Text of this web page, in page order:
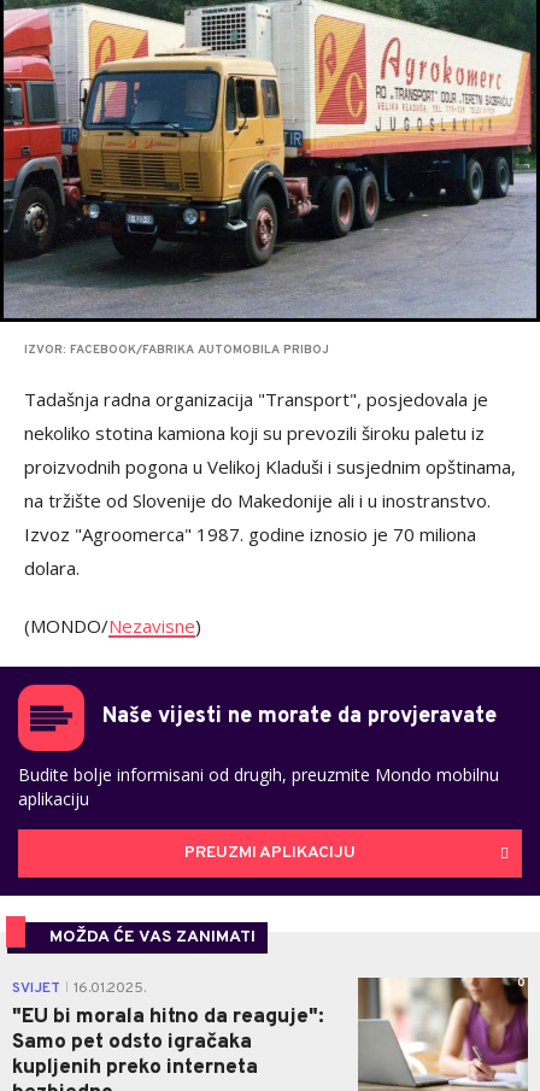
IZVOR: FACEBOOK/FABRIKA AUTOMOBILA PRIBOJ
Tadašnja radna organizacija "Transport", posjedovala je
nekoliko stotina kamiona koji su prevozili široku paletu iz
proizvodnih pogona u Velikoj Kladuši i susjednim opštinama,
na tržište od Slovenije do Makedonije ali i u inostranstvo.
Izvoz "Agroomerca" 1987. godine iznosio je 70 miliona
dolara.
(MONDO/Nezavisne)
Naše vijesti ne morate da provjeravate
Budite bolje informisani od drugih, preuzmite Mondo mobilnu
aplikaciju
PREUZMI APLIKACIJU
MOŽDA ĆE VAS ZANIMATI
SVIJET 16.01.2025.
"EU bi morala hitno da reaguje":
Samo pet odsto igračaka
kupljenih preko interneta
0